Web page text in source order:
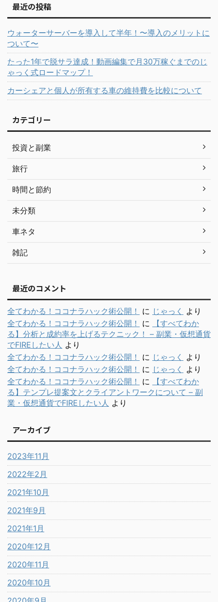
最近の投稿
ウォーターサーバーを導入して半年！〜導入のメリットに
ついて〜
たった1年で脱サラ達成！動画編集で月30万稼ぐまでのじ
ゃっく式ロードマップ！
カーシェアと個人が所有する車の維持費を比較について
カテゴリー
投資と副業
旅行
時間と節約
未分類
車ネタ
雑記
最近のコメント
全てわかる！ココナラハック術公開！ に じゃっく
より
全てわかる！ココナラハック術公開！
に
【すべてわか
る】分析と成約率を上げるテクニック！ – 副業・仮想通貨
でFIREしたい人 より
全てわかる！ココナラハック術公開！
に じゃっく
より
全てわかる！ココナラハック術公開！
に じゃっく
より
全てわかる！ココナラハック術公開！
に
【すべてわか
る】テンプレ提案文とクライアントワークについて – 副
業・仮想通貨でFIREしたい人 より
アーカイブ
2023年11月
2022年2月
2021年10月
2021年9月
2021年1月
2020年12月
2020年11月
2020年10月